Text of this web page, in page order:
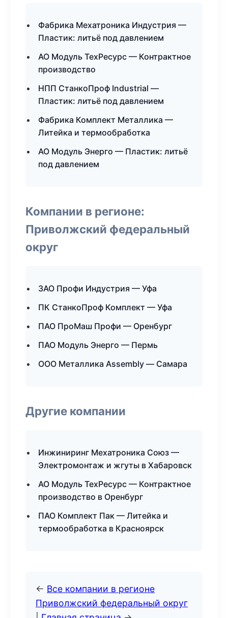
Фабрика Мехатроника Индустрия —
Пластик: литьё под давлением
АО Модуль ТехРесурс — Контрактное
производство
НПП СтанкоПроф Industrial —
Пластик: литьё под давлением
Фабрика Комплект Металлика —
Литейка и термообработка
АО Модуль Энерго — Пластик: литьё
под давлением
Компании в регионе:
Приволжский федеральный
округ
ЗАО Профи Индустрия — Уфа
ПК СтанкоПроф Комплект — Уфа
ПАО ПроМаш Профи — Оренбург
ПАО Модуль Энерго — Пермь
ООО Металлика Assembly — Самара
Другие компании
Инжиниринг Мехатроника Союз —
Электромонтаж и жгуты в Хабаровск
АО Модуль ТехРесурс — Контрактное
производство в Оренбург
ПАО Комплект Пак — Литейка и
термообработка в Красноярск
← Все компании в регионе
Приволжский федеральный округ